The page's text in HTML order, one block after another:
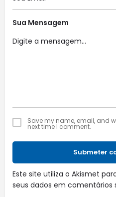
Sua Mensagem
Save my name, email, and
next time I comment.
Submeter
Este site utiliza o Akismet
seus dados em comentários